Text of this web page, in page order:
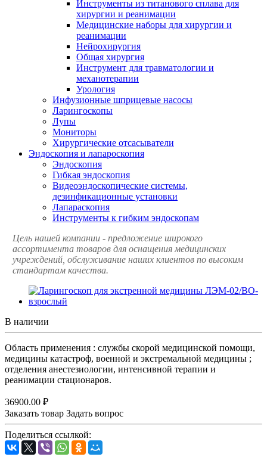
Инструменты из титанового сплава для
хирургии и реанимации
Медицинские наборы для хирургии и
реанимации
Нейрохирургия
Общая хирургия
Инструмент для травматологии и
механотерапии
Урология
Инфузионные шприцевые насосы
Ларингоскопы
Лупы
Мониторы
Хирургические отсасыватели
Эндоскопия и лапароскопия
Эндоскопия
Гибкая эндоскопия
Видеоэндоскопические системы,
дезинфикационные установки
Лапараскопия
Инструменты к гибким эндоскопам
Цель нашей компании - предложение широкого
ассортимента товаров для оснащения медицинских
учреждений, обслуживание наших клиентов по высоким
стандартам качества.
В наличии
Область применения : службы скорой медицинской помощи,
медицины катастроф, военной и экстремальной медицины ;
отделения анестезиологии, интенсивной терапии и
реанимации стационаров.
36900.00 ₽
Заказать товар Задать вопрос
Поделиться ссылкой: